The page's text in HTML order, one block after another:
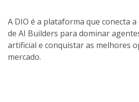
A DIO é a plataforma que conecta
de AI Builders para dominar
artificial e conquistar as melhores
mercado.